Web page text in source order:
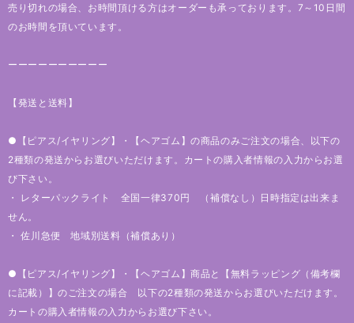
売り切れの場合、お時間頂ける方はオーダーも承っております。7～10日間
のお時間を頂いています。
ーーーーーーーーーー
【発送と送料】
●【ピアス/イヤリング】・【ヘアゴム】の商品のみご注文の場合、以下の
2種類の発送からお選びいただけます。カートの購入者情報の入力からお選
び下さい。
・ レターパックライト 全国一律370円 （補償なし）日時指定は出来ま
せん。
・ 佐川急便 地域別送料（補償あり）
●【ピアス/イヤリング】・【ヘアゴム】商品と【無料ラッピング（備考欄
に記載）】のご注文の場合 以下の2種類の発送からお選びいただけます。
カートの購入者情報の入力からお選び下さい。